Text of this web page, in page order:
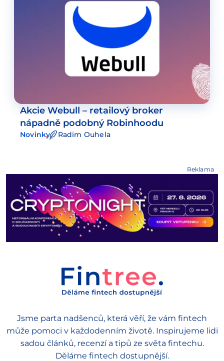
Akcie Webull – retailový broker
nápadně podobný Robinhoodu
Novinky Radim Ouhela
Reklama
Jsme parta nadšenců, která věří, že vám fintech
může pomoci v každodenním životě. Inspirujeme lidi
sadou článků, recenzí a tipů ze světa fintechu.
Děláme fintech dostupnější.